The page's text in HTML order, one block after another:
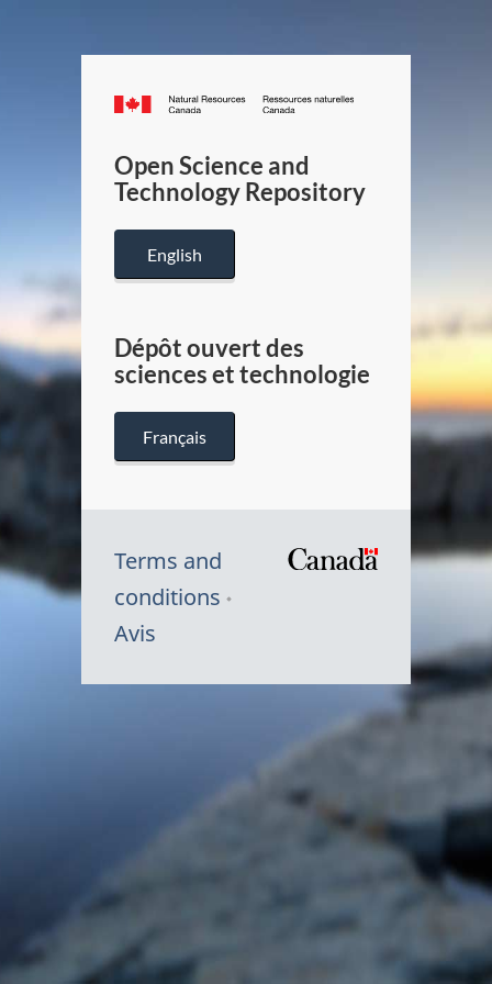
Canada.ca
/
Canada
Open Science and
Technology Repository
English
Dépôt ouvert des
sciences et technologie
Français
Terms and
conditions
Avis
du